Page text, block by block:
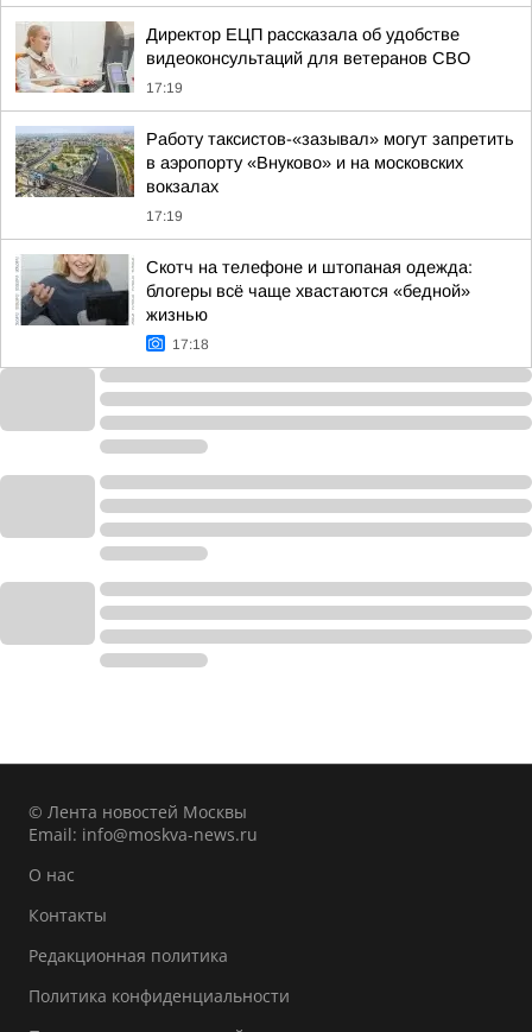
Директор ЕЦП рассказала об удобстве
видеоконсультаций для ветеранов СВО
17:19
Работу таксистов-«зазывал» могут запретить
в аэропорту «Внуково» и на московских
вокзалах
17:19
Скотч на телефоне и штопаная одежда:
блогеры всё чаще хвастаются «бедной»
жизнью
17:18
© Лента новостей Москвы
Email: info@moskva-news.ru
О нас
Контакты
Редакционная политика
Политика конфиденциальности